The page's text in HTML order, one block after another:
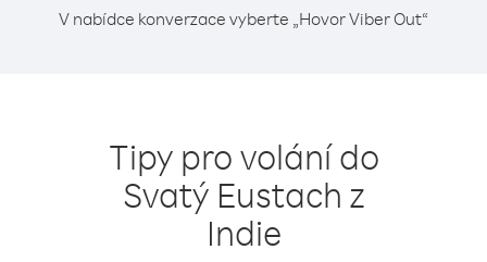
V nabídce konverzace vyberte „Hovor Viber Out“
Tipy pro volání do
Svatý Eustach z
Indie